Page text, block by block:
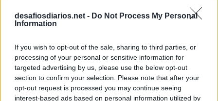
desafiosdiarios.net - Do Not Process My Personal
Information
If you wish to opt-out of the sale, sharing to third parties, or
processing of your personal or sensitive information for
targeted advertising by us, please use the below opt-out
section to confirm your selection. Please note that after your
opt-out request is processed you may continue seeing
interest-based ads based on personal information utilized by